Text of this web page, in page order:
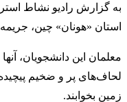
به گزارش رادیو نشاط
استان «هونان» چین،
معلمان این دانشجویان،
لحاف‌های پر و ضخیم
زمین بخوابند.